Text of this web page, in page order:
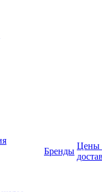
Бренды
Цены